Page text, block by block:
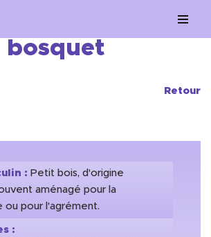
bosquet
Retour
: Petit bois, d'origine
aménagé pour la
ou pour l'agrément.
: